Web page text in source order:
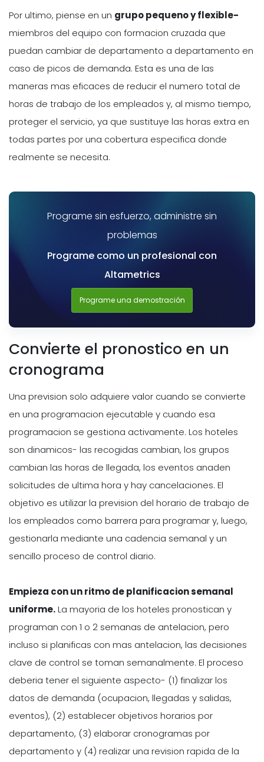
Por ultimo, piense en un grupo pequeno y flexible-
miembros del equipo con formacion cruzada que
puedan cambiar de departamento a departamento en
caso de picos de demanda. Esta es una de las
maneras mas eficaces de reducir el numero total de
horas de trabajo de los empleados y, al mismo tiempo,
proteger el servicio, ya que sustituye las horas extra en
todas partes por una cobertura especifica donde
realmente se necesita.
Programe sin esfuerzo, administre sin
problemas
Programe como un profesional con
Altametrics
Programe una demostración
Convierte el pronostico en un
cronograma
Una prevision solo adquiere valor cuando se convierte
en una programacion ejecutable y cuando esa
programacion se gestiona activamente. Los hoteles
son dinamicos- las recogidas cambian, los grupos
cambian las horas de llegada, los eventos anaden
solicitudes de ultima hora y hay cancelaciones. El
objetivo es utilizar la prevision del horario de trabajo de
los empleados como barrera para programar y, luego,
gestionarla mediante una cadencia semanal y un
sencillo proceso de control diario.
Empieza con un ritmo de planificacion semanal
uniforme.La mayoria de los hoteles pronostican y
programan con 1 o 2 semanas de antelacion, pero
incluso si planificas con mas antelacion, las decisiones
clave de control se toman semanalmente. El proceso
deberia tener el siguiente aspecto- (1) finalizar los
datos de demanda (ocupacion, llegadas y salidas,
eventos), (2) establecer objetivos horarios por
departamento, (3) elaborar cronogramas por
departamento y (4) realizar una revision rapida de la